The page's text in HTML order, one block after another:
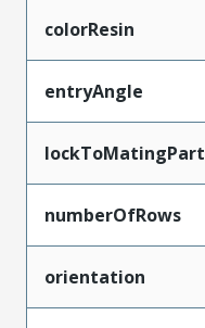
colorResin
entryAngle
lockToMatingPart
numberOfRows
orientation